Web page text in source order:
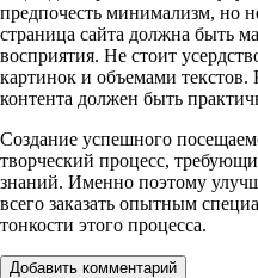
предпочесть минимализм, но
страница сайта должна быть
восприятия. Не стоит
картинок и объемами
контента должен быть
Создание успешного
творческий процесс,
знаний. Именно поэтому
всего заказать опытным
тонкости этого процесса.
Добавить комментарий